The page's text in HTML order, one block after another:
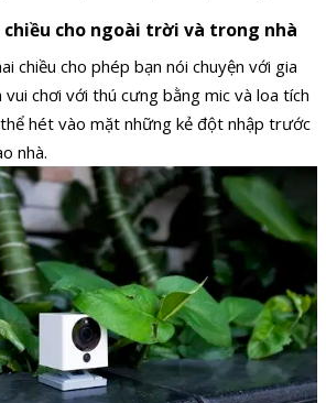
chiều cho ngoài trời và trong nhà
chiều cho phép bạn nói chuyện với gia
chơi với thú cưng bằng mic và loa tích
hét vào mặt những kẻ đột nhập trước
nhà.